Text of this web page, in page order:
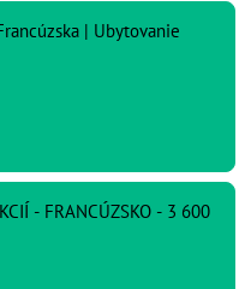
| Ubytovanie
- FRANCÚZSKO - 3 600